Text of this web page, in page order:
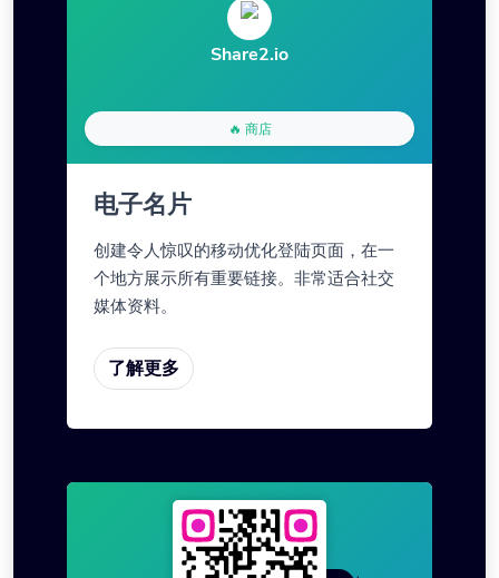
Share2.io
🔥 商店
电子名片
创建令人惊叹的移动优化登陆页面，在一
个地方展示所有重要链接。非常适合社交
媒体资料。
了解更多